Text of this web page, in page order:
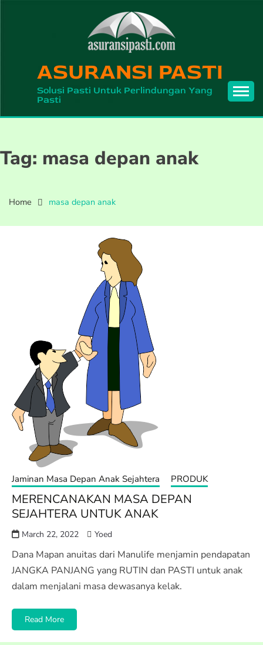
ASURANSI PASTI
Solusi Pasti Untuk Perlindungan Yang
Pasti
Tag: masa depan anak
Home masa depan anak
Jaminan Masa Depan Anak Sejahtera PRODUK
MERENCANAKAN MASA DEPAN
SEJAHTERA UNTUK ANAK
March 22, 2022 Yoed
Dana Mapan anuitas dari Manulife menjamin pendapatan
JANGKA PANJANG yang RUTIN dan PASTI untuk anak
dalam menjalani masa dewasanya kelak.
Read More